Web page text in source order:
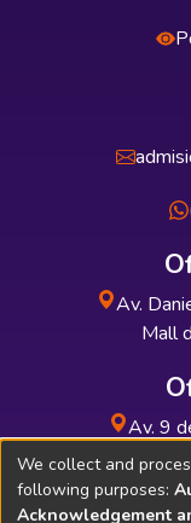
Av.
Mall
Av. 9
We collect and
following purposes:
Acknowledgement